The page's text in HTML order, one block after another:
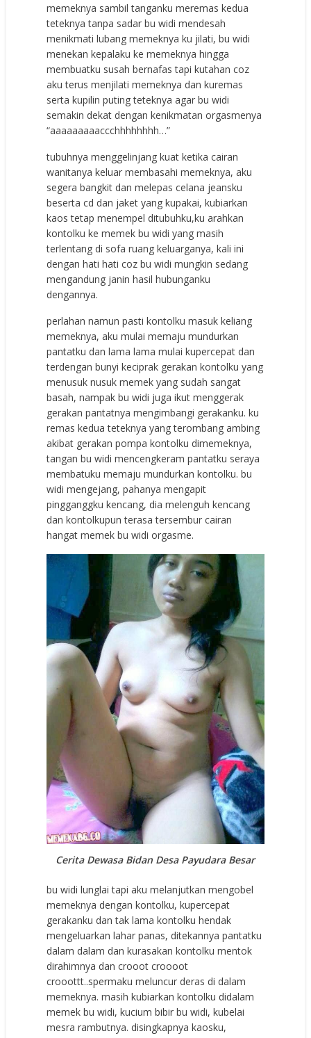
memeknya sambil tanganku meremas kedua
teteknya tanpa sadar bu widi mendesah
menikmati lubang memeknya ku jilati, bu widi
menekan kepalaku ke memeknya hingga
membuatku susah bernafas tapi kutahan coz
aku terus menjilati memeknya dan kuremas
serta kupilin puting teteknya agar bu widi
semakin dekat dengan kenikmatan orgasmenya
“aaaaaaaaaccchhhhhhhh…”
tubuhnya menggelinjang kuat ketika cairan
wanitanya keluar membasahi memeknya, aku
segera bangkit dan melepas celana jeansku
beserta cd dan jaket yang kupakai, kubiarkan
kaos tetap menempel ditubuhku,ku arahkan
kontolku ke memek bu widi yang masih
terlentang di sofa ruang keluarganya, kali ini
dengan hati hati coz bu widi mungkin sedang
mengandung janin hasil hubunganku
dengannya.
perlahan namun pasti kontolku masuk keliang
memeknya, aku mulai memaju mundurkan
pantatku dan lama lama mulai kupercepat dan
terdengan bunyi keciprak gerakan kontolku yang
menusuk nusuk memek yang sudah sangat
basah, nampak bu widi juga ikut menggerak
gerakan pantatnya mengimbangi gerakanku. ku
remas kedua teteknya yang terombang ambing
akibat gerakan pompa kontolku dimemeknya,
tangan bu widi mencengkeram pantatku seraya
membatuku memaju mundurkan kontolku. bu
widi mengejang, pahanya mengapit
pingganggku kencang, dia melenguh kencang
dan kontolkupun terasa tersembur cairan
hangat memek bu widi orgasme.
Cerita Dewasa Bidan Desa Payudara Besar
bu widi lunglai tapi aku melanjutkan mengobel
memeknya dengan kontolku, kupercepat
gerakanku dan tak lama kontolku hendak
mengeluarkan lahar panas, ditekannya pantatku
dalam dalam dan kurasakan kontolku mentok
dirahimnya dan crooot croooot
crooottt..spermaku meluncur deras di dalam
memeknya. masih kubiarkan kontolku didalam
memek bu widi, kucium bibir bu widi, kubelai
mesra rambutnya. disingkapnya kaosku,